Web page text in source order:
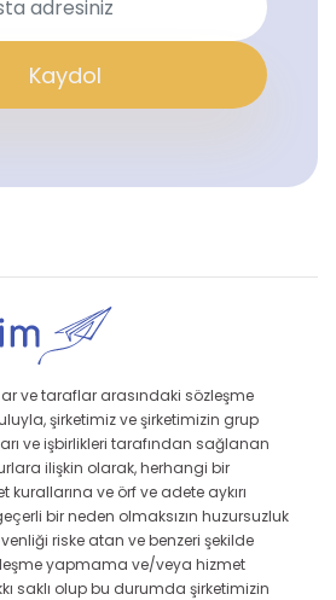
Kaydol
ve taraflar arasındaki sözleşme
şirketimiz ve şirketimizin grup
ve işbirlikleri tarafından sağlanan
ilişkin olarak, herhangi bir
ve örf ve adete aykırı
bir neden olmaksızın huzursuzluk
riske atan ve benzeri şekilde
yapmama ve/veya hizmet
saklı olup bu durumda şirketimizin